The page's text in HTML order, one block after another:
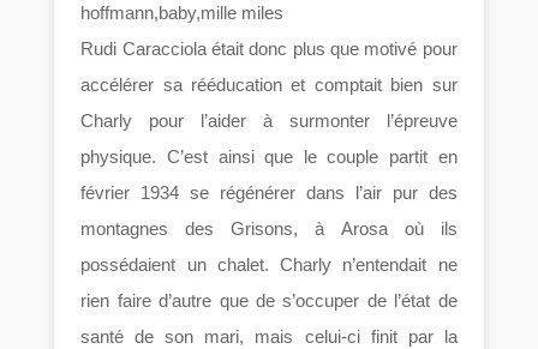
Rudi Caracciola était donc plus que motivé pour
accélérer sa rééducation et comptait bien sur
Charly pour l’aider à surmonter l’épreuve
physique. C’est ainsi que le couple partit en
février 1934 se régénérer dans l’air pur des
montagnes des Grisons, à Arosa où ils
possédaient un chalet. Charly n’entendait ne
rien faire d’autre que de s’occuper de l’état de
santé de son mari, mais celui-ci finit par la